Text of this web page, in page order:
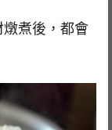
煮後，都會